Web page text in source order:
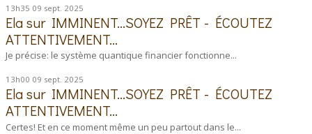
13h35 09 sept. 2025
Elasur IMMINENT...SOYEZ PRÊT - ÉCOUTEZ
ATTENTIVEMENT...
Je précise: le système quantique financier fonctionne...
13h00 09 sept. 2025
Elasur IMMINENT...SOYEZ PRÊT - ÉCOUTEZ
ATTENTIVEMENT...
Certes! Et en ce moment même un peu partout dans le...